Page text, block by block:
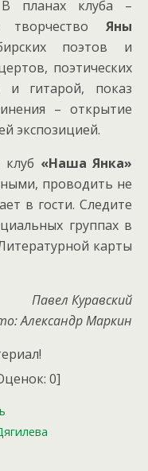
планах клуба –
Яны
поэтов и
поэтических
и гитарой, показ
– открытие
экспозицией.
«Наша Янка»
проводить не
в гости. Следите
группах в
карты
Павел Куравский
Александр Маркин
0]